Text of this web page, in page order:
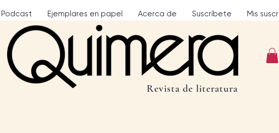
Podcast Ejemplares en papel Acerca de Suscríbete Mis
Revista de literatura